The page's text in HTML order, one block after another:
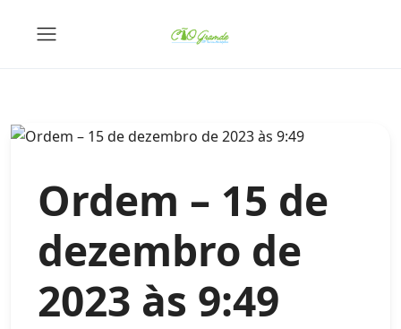
Ordem – 15 de
dezembro de
2023 às 9:49